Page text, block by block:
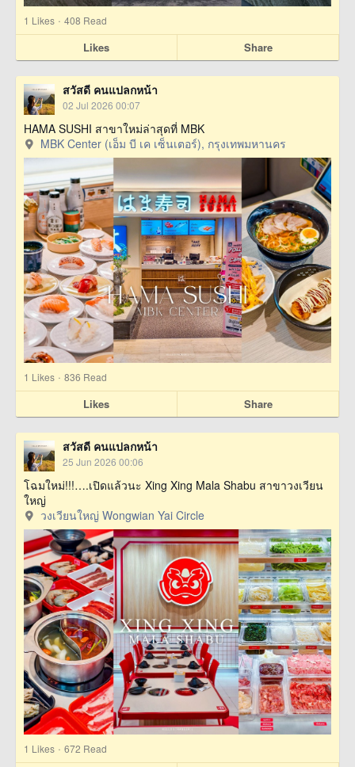
1 Likes · 408 Read
Likes Share
สวัสดี คนแปลกหน้า
02 Jul 2026 00:07
HAMA SUSHI สาขาใหม่ล่าสุดที่ MBK
MBK Center (เอ็ม บี เค เซ็นเตอร์), กรุงเทพมหานคร
1 Likes · 836 Read
Likes Share
สวัสดี คนแปลกหน้า
25 Jun 2026 00:06
โฉมใหม่!!!….เปิดแล้วนะ Xing Xing Mala Shabu สาขาวงเวียน
ใหญ่
วงเวียนใหญ่ Wongwian Yai Circle
1 Likes · 672 Read